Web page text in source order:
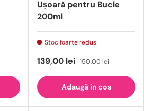
Ușoară pentru Bucle
200ml
Stoc foarte redus
139,00 lei 150,00 lei
Adaugă in cos